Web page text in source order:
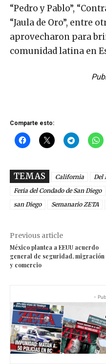
“Pedro y Pablo”,
“Jaula de Oro”, entre
aprovecharon para
comunidad latina en
Comparte esto:
TEMAS California Del
Feria del Condado de San Diego
san Diego
Semanario ZETA
Previous article
México plantea a EEUU acuerdo
general de seguridad, migración
y comercio
-